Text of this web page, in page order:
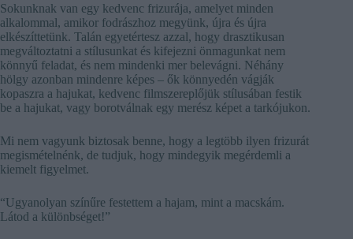
Sokunknak van egy kedvenc frizurája, amelyet minden
alkalommal, amikor fodrászhoz megyünk, újra és újra
elkészíttetünk. Talán egyetértesz azzal, hogy drasztikusan
megváltoztatni a stílusunkat és kifejezni önmagunkat nem
könnyű feladat, és nem mindenki mer belevágni. Néhány
hölgy azonban mindenre képes – ők könnyedén vágják
kopaszra a hajukat, kedvenc filmszereplőjük stílusában festik
be a hajukat, vagy borotválnak egy merész képet a tarkójukon.
Mi nem vagyunk biztosak benne, hogy a legtöbb ilyen frizurát
megismételnénk, de tudjuk, hogy mindegyik megérdemli a
kiemelt figyelmet.
“Ugyanolyan színűre festettem a hajam, mint a macskám.
Látod a különbséget!”